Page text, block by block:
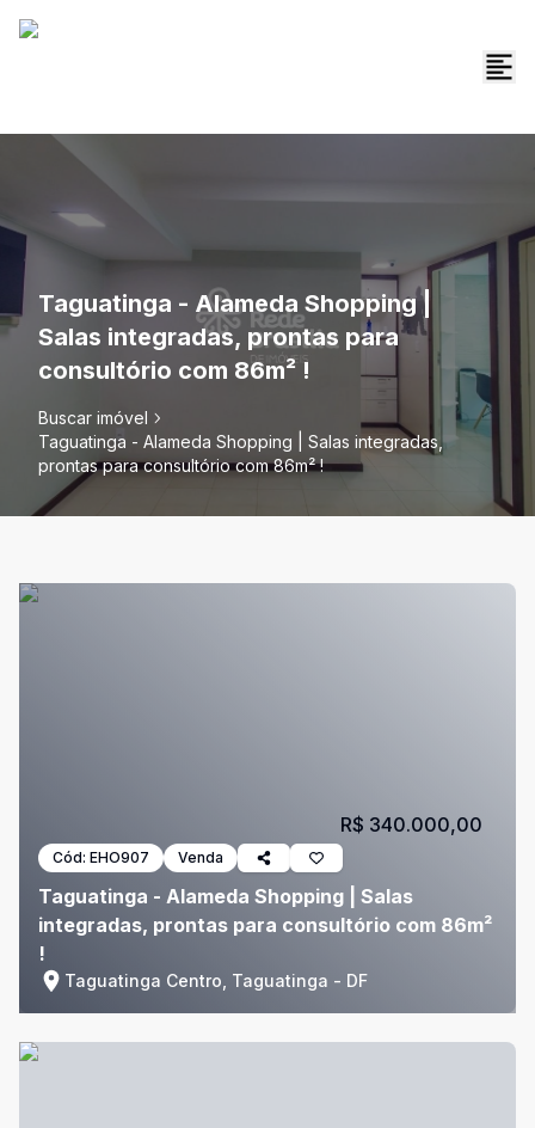
Taguatinga - Alameda Shopping |
Salas integradas, prontas para
consultório com 86m² !
Buscar imóvel
Taguatinga - Alameda Shopping | Salas integradas,
prontas para consultório com 86m² !
Cód: EHO907 Venda
Taguatinga - Alameda Shopping | Salas
integradas, prontas para consultório com 86m²
!
Taguatinga Centro, Taguatinga - DF
R$ 340.000,00